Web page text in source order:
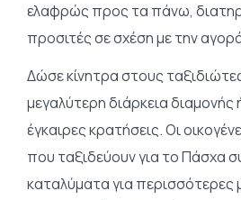
ελαφρώς προς τα πάνω,
προσιτές σε σχέση με την
Δώσε κίνητρα στους
μεγαλύτερη διάρκεια διαμονής
έγκαιρες κρατήσεις. Οι
που ταξιδεύουν για το Πάσχα
καταλύματα για περισσότερες